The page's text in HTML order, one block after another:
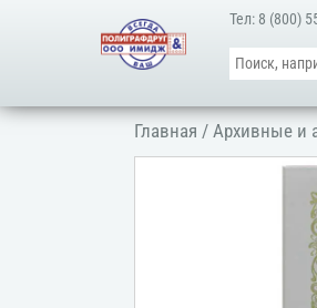
Тел: 8 (800)
Главная /Архивные и